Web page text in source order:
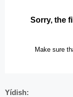
Yídish: